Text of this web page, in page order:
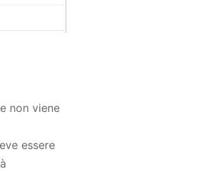
non viene
essere